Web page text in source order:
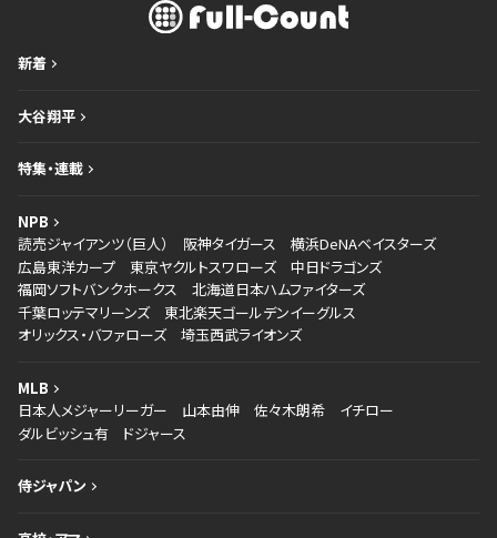
新着
大谷翔平
特集・連載
NPB
読売ジャイアンツ（巨人）
阪神タイガース
横浜DeNAベイスターズ
広島東洋カープ
東京ヤクルトスワローズ
中日ドラゴンズ
福岡ソフトバンクホークス
北海道日本ハムファイターズ
千葉ロッテマリーンズ
東北楽天ゴールデンイーグルス
オリックス・バファローズ
埼玉西武ライオンズ
MLB
日本人メジャーリーガー
山本由伸 佐々木朗希
イチロー
ダルビッシュ有
ドジャース
侍ジャパン